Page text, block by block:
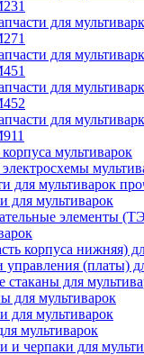
для
для
для
для
мультиварок
для мультиварок
для мультиварок
элементы
корпуса нижняя)
(платы)
для
для мультиварок
для мультиварок
мультиварок
и черпаки для